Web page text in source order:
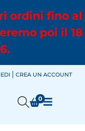
ordini fino al
poi il 18
CREA UN ACCOUNT
0